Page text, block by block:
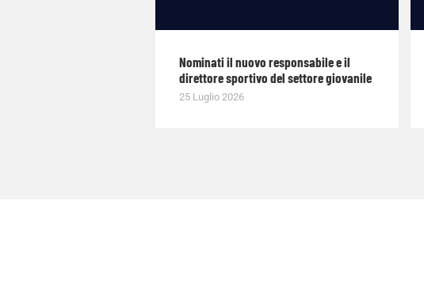
Nominati il nuovo responsabile e il
direttore sportivo del settore giovanile
25 Luglio 2026